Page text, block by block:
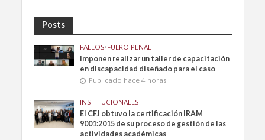
Posts
FALLOS•FUERO PENAL
Imponen realizar un taller de capacitación
en discapacidad diseñado para el caso
Publicado hace 4 horas
INSTITUCIONALES
El CFJ obtuvo la certificación IRAM
9001:2015 de su proceso de gestión de las
actividades académicas